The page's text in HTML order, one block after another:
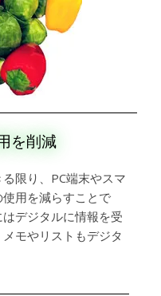
を削減
限り、PC端末やスマ
用を減らすことで
デジタルに情報を受
モやリストもデジタ